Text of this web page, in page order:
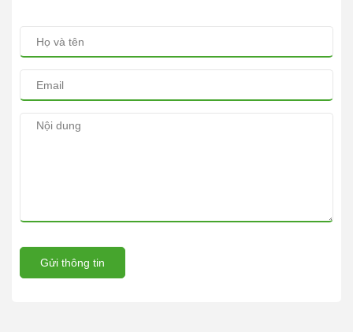
Gửi thông tin